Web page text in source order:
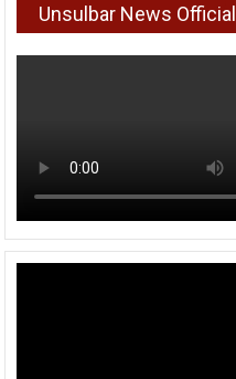
Unsulbar News Official